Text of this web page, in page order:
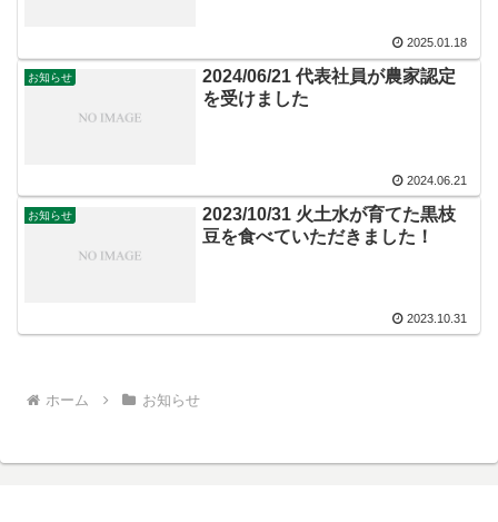
2025.01.18
お知らせ
2024/06/21 代表社員が農家認定
を受けました
2024.06.21
お知らせ
2023/10/31 火土水が育てた黒枝
豆を食べていただきました！
2023.10.31
ホーム お知らせ